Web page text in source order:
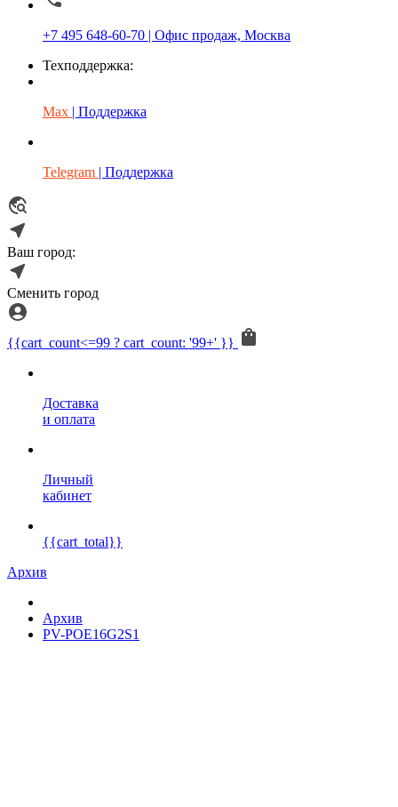
+7 495 648-60-70 | Офис продаж, Москва
Техподдержка:
Max | Поддержка
Telegram | Поддержка
Ваш город:
Сменить город
{{cart_count<=99 ? cart_count: '99+' }}
Доставка
и оплата
Личный
кабинет
{{cart_total}}
Архив
Архив
PV-POE16G2S1